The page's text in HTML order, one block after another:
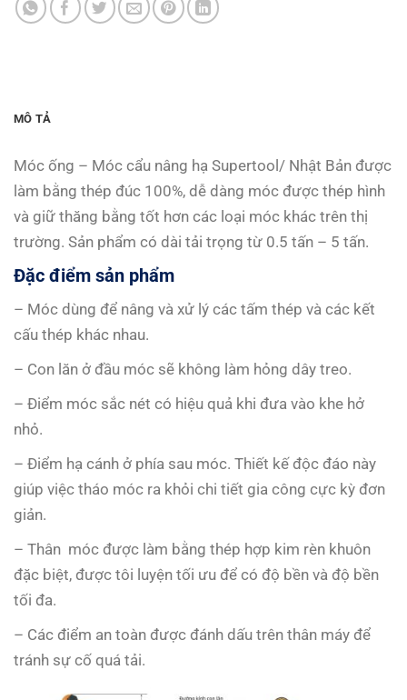
MÔ TẢ
Móc ống – Móc cẩu nâng hạ Supertool/ Nhật Bản được
làm bằng thép đúc 100%, dễ dàng móc được thép hình
và giữ thăng bằng tốt hơn các loại móc khác trên thị
trường. Sản phẩm có dài tải trọng từ 0.5 tấn – 5 tấn.
Đặc điểm sản phẩm
– Móc dùng để nâng và xử lý các tấm thép và các kết
cấu thép khác nhau.
– Con lăn ở đầu móc sẽ không làm hỏng dây treo.
– Điểm móc sắc nét có hiệu quả khi đưa vào khe hở
nhỏ.
– Điểm hạ cánh ở phía sau móc. Thiết kế độc đáo này
giúp việc tháo móc ra khỏi chi tiết gia công cực kỳ đơn
giản.
– Thân móc được làm bằng thép hợp kim rèn khuôn
đặc biệt, được tôi luyện tối ưu để có độ bền và độ bền
tối đa.
– Các điểm an toàn được đánh dấu trên thân máy để
tránh sự cố quá tải.